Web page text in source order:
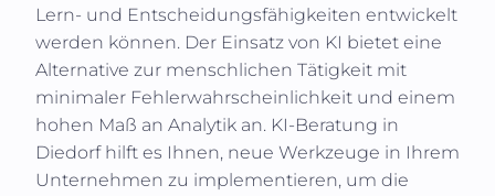
Lern- und Entscheidungsfähigkeiten entwickelt
werden können. Der Einsatz von KI bietet eine
Alternative zur menschlichen Tätigkeit mit
minimaler Fehlerwahrscheinlichkeit und einem
hohen Maß an Analytik an. KI-Beratung in
Diedorfhilft es Ihnen, neue Werkzeuge in Ihrem
Unternehmen zu implementieren, um die